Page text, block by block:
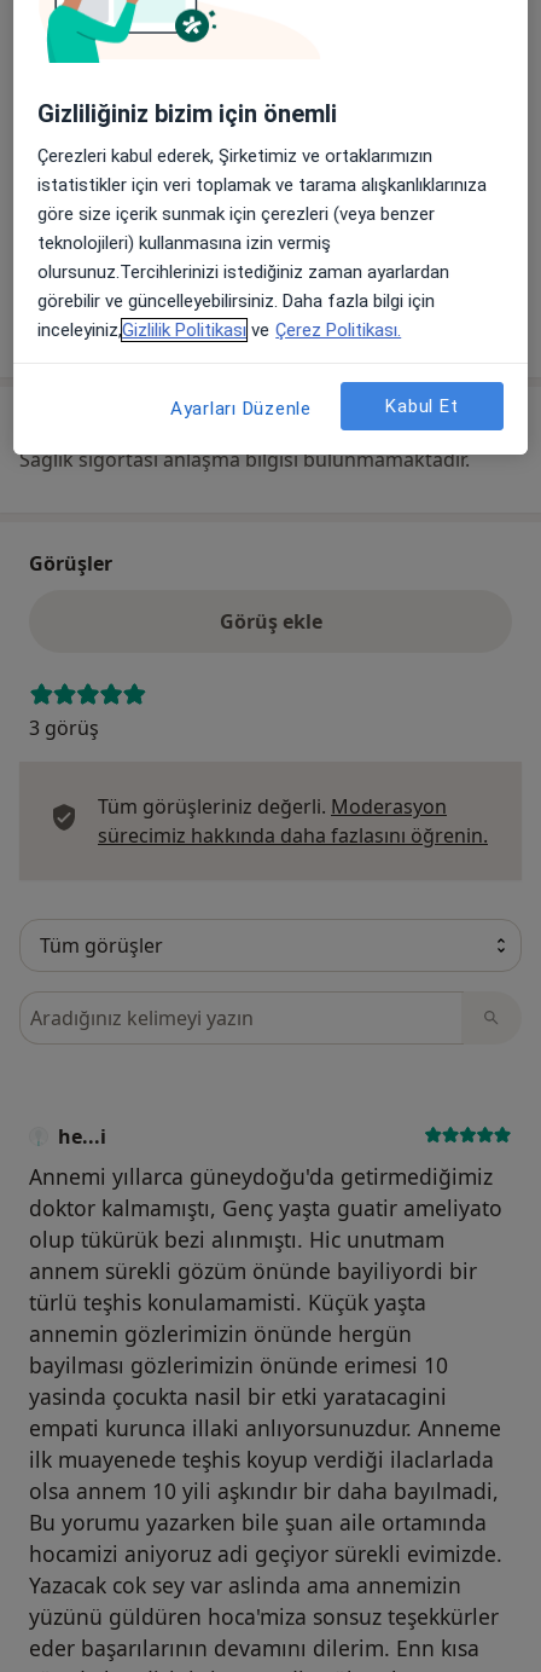
İstanbul Maltepe Üniversitesi Tıp Fakültesi
Hastanesi
Haritayı büyütyeni bir sekmede açılır
Uygunluk
Bu adres için online randevu takvimi mevcut değil
Tümünü göster
adres hakkında
Sağlık sigortası anlaşma bilgisi bulunmamaktadır.
Görüşler
Görüş ekle
3 görüş
Tüm görüşleriniz değerli. Moderasyon
sürecimiz hakkında daha fazlasını öğrenin.
Görüşler içerisinde ara
he...i
Annemi yıllarca güneydoğu'da getirmediğimiz
doktor kalmamıştı, Genç yaşta guatir ameliyato
olup tükürük bezi alınmıştı. Hic unutmam
annem sürekli gözüm önünde bayiliyordi bir
türlü teşhis konulamamisti. Küçük yaşta
annemin gözlerimizin önünde hergün
bayilması gözlerimizin önünde erimesi 10
yasinda çocukta nasil bir etki yaratacagini
empati kurunca illaki anlıyorsunuzdur. Anneme
ilk muayenede teşhis koyup verdiği ilaclarlada
olsa annem 10 yili aşkındır bir daha bayılmadi,
Bu yorumu yazarken bile şuan aile ortamında
hocamizi aniyoruz adi geçiyor sürekli evimizde.
Yazacak cok sey var aslinda ama annemizin
yüzünü güldüren hoca'miza sonsuz teşekkürler
eder başarılarının devamını dilerim. Enn kısa
Gizliliğiniz bizim için önemli
Çerezleri kabul ederek, Şirketimiz ve ortaklarımızın
istatistikler için veri toplamak ve tarama alışkanlıklarınıza
göre size içerik sunmak için çerezleri (veya benzer
teknolojileri) kullanmasına izin vermiş
olursunuz.Tercihlerinizi istediğiniz zaman ayarlardan
görebilir ve güncelleyebilirsiniz. Daha fazla bilgi için
inceleyiniz,Gizlilik Politikası ve Çerez Politikası.
Ayarları Düzenle Kabul Et